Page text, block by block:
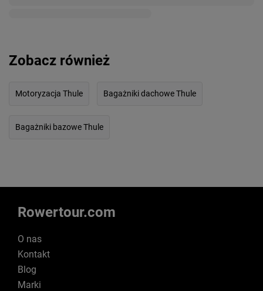
Zobacz również
Motoryzacja Thule Bagażniki dachowe Thule
Bagażniki bazowe Thule
Rowertour.com
O nas
Kontakt
Blog
Marki